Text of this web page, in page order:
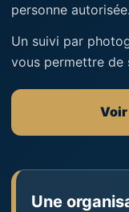
personne autorisée.
Un suivi par
vous permettre de
Voir
Une